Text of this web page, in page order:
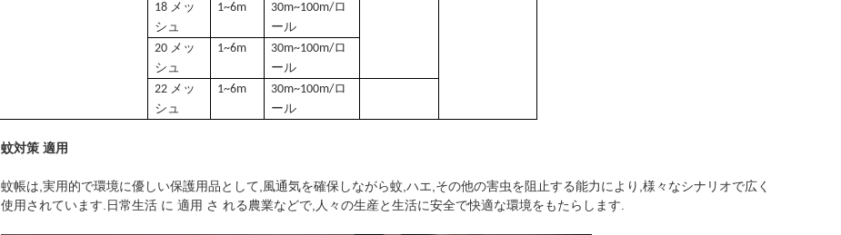
18 メッ
シュ
1~6m
30m~100m/ロ
ール
20 メッ
シュ
1~6m
30m~100m/ロ
ール
22 メッ
シュ
1~6m
30m~100m/ロ
ール
蚊対策 適用
蚊帳は,実用的で環境に優しい保護用品として,風通気を確保しながら蚊,ハエ,その他の害虫を阻止する能力により,様々なシナリオで広く
使用されています.日常生活 に 適用 さ れる農業などで,人々の生産と生活に安全で快適な環境をもたらします.